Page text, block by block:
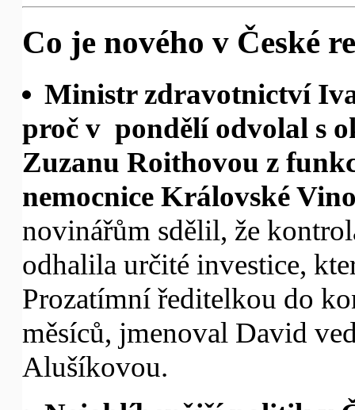
Co je nového v České
Ministr zdravotnictví
proč v pondělí odvolal s
Zuzanu Roithovou z
nemocnice Královské
novinářům sdělil, že
odhalila určité investice,
Prozatímní ředitelkou do
měsíců, jmenoval David
Alušíkovou.